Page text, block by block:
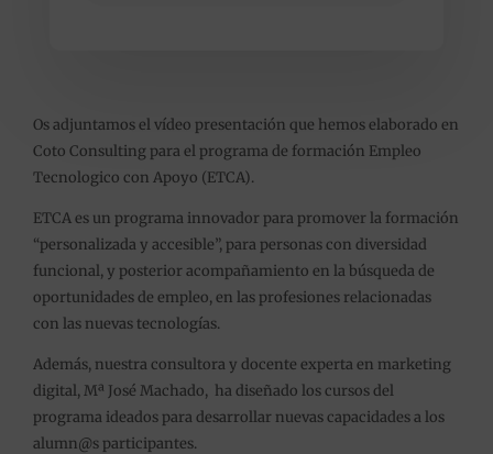
Os adjuntamos el vídeo presentación que hemos elaborado en
Coto Consulting para el programa de formación Empleo
Tecnologico con Apoyo (ETCA).
ETCA es un programa innovador para promover la formación
“personalizada y accesible”, para personas con diversidad
funcional, y posterior acompañamiento en la búsqueda de
oportunidades de empleo, en las profesiones relacionadas
con las nuevas tecnologías.
Además, nuestra consultora y docente experta en marketing
digital, Mª José Machado, ha diseñado los cursos del
programa ideados para desarrollar nuevas capacidades a los
alumn@s participantes.